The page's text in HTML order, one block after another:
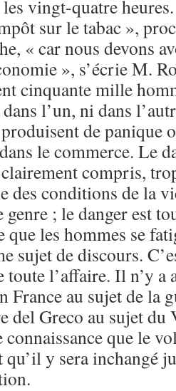
les vingt-quatre
sur le tabac »,
« car nous devons
», s’écrie M.
cinquante mille
l’un, ni dans
de panique
le commerce. Le
compris,
des conditions de la
genre ; le danger est
que les hommes se
sujet de discours.
l’affaire. Il n’y a
France au sujet de la
del Greco au sujet du
que le
qu’il y sera inchangé